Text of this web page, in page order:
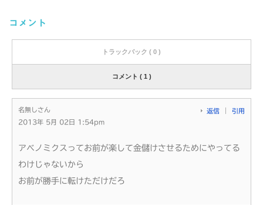
コメント
トラックバック ( 0 )
コメント ( 1 )
名無しさん
2013年 5月 02日 1:54pm
返信 引用
アベノミクスってお前が楽して金儲けさせるためにやってる
わけじゃないから
お前が勝手に転けただけだろ